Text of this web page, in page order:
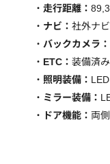
走行距離：
ナビ：社外ナ
バックカメラ：
ETC：装備済み
照明装備：
ミラー装備：
ドア機能：両